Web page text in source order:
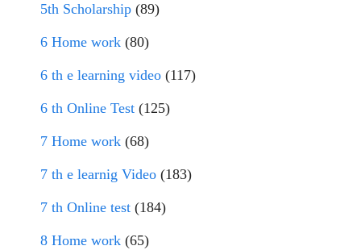
5th Scholarship (89)
6 Home work (80)
6 th e learning video (117)
6 th Online Test (125)
7 Home work (68)
7 th e learnig Video (183)
7 th Online test (184)
8 Home work (65)